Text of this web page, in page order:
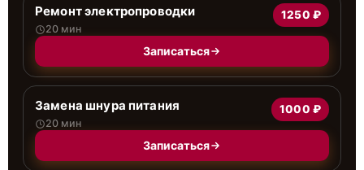
Ремонт электропроводки
20 мин
1250 ₽
Записаться
Замена шнура питания
20 мин
1000 ₽
Записаться